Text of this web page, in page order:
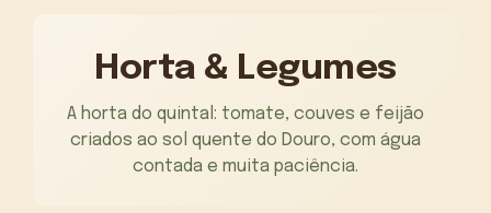
Horta & Legumes
A horta do quintal: tomate, couves e feijão
criados ao sol quente do Douro, com água
contada e muita paciência.